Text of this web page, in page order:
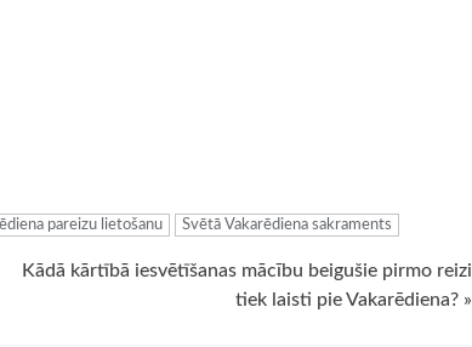
pareizu lietošanu Svētā Vakarēdiena sakraments
Kādā kārtībā iesvētīšanas mācību beigušie pirmo reizi
tiek laisti pie Vakarēdiena? »